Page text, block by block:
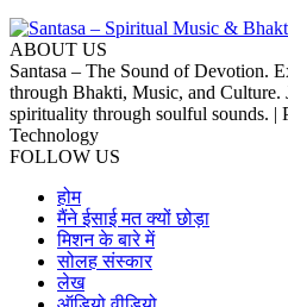
ABOUT US
Santasa – The Sound of Devotion.
through Bhakti, Music, and Culture.
spirituality through soulful sounds. |
Technology
FOLLOW US
होम
मैंने ईसाई मत क्यों छोड़ा
मिशन के बारे में
सोलह संस्कार
लेख